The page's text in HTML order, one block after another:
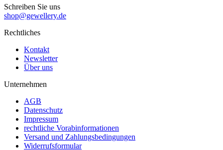
Schreiben Sie uns
shop@gewellery.de
Rechtliches
Kontakt
Newsletter
Über uns
Unternehmen
AGB
Datenschutz
Impressum
rechtliche Vorabinformationen
Versand und Zahlungsbedingungen
Widerrufsformular